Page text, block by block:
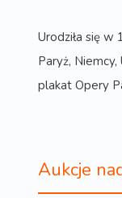
Urodziła się
Paryż,
plakat Opery
Aukcje